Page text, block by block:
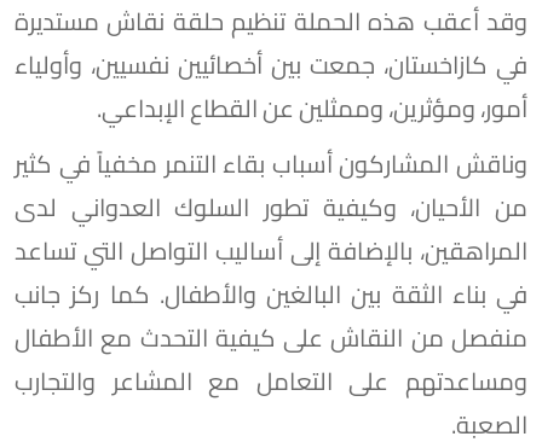
وقد أعقب هذه الحملة تنظيم حلقة نقاش مستديرة
في كازاخستان، جمعت بين أخصائيين نفسيين، وأولياء
أمور، ومؤثرين، وممثلين عن القطاع الإبداعي.
وناقش المشاركون أسباب بقاء التنمر مخفياً في كثير
من الأحيان، وكيفية تطور السلوك العدواني لدى
المراهقين، بالإضافة إلى أساليب التواصل التي تساعد
في بناء الثقة بين البالغين والأطفال. كما ركز جانب
منفصل من النقاش على كيفية التحدث مع الأطفال
ومساعدتهم على التعامل مع المشاعر والتجارب
الصعبة.